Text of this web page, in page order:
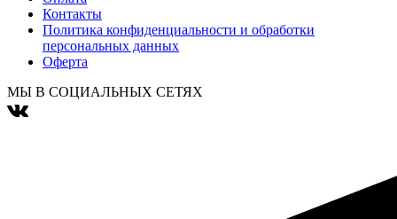
Контакты
Политика конфиденциальности и обработки
персональных данных
Оферта
МЫ В СОЦИАЛЬНЫХ СЕТЯХ